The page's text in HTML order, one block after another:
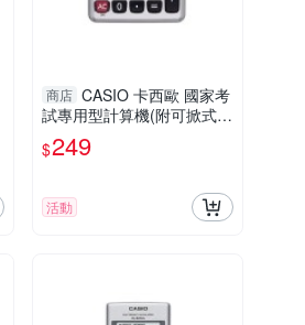
商店 CASIO 卡西歐 國家考
試專用型計算機(附可掀式保
護殼)(SX-300P-N)
$249
活動